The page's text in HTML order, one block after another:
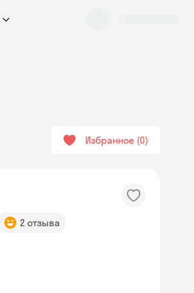
Избранное 0
2 отзыва